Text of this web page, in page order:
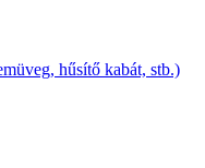
hűsítő kabát, stb.)